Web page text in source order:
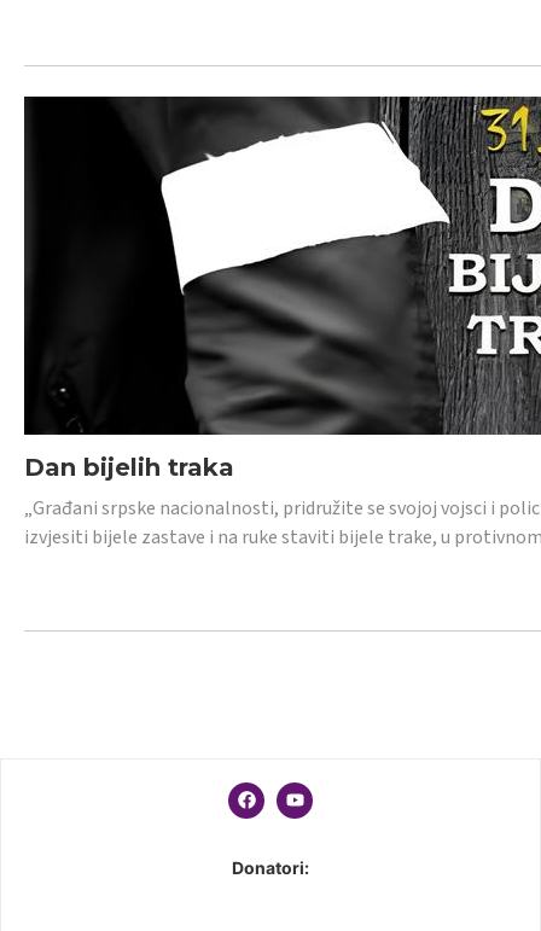
Dan bijelih traka
„Građani srpske nacionalnosti, pridružite se svojoj vojsci i
izvjesiti bijele zastave i na ruke staviti bijele trake, u
Donatori: